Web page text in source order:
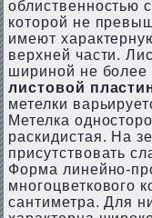
облиственностью
которой не
имеют
верхней части.
шириной не более
листовой
метелки
Метелка
раскидистая. На
присутствовать
Форма линейно-
многоцветкового
сантиметра. Для